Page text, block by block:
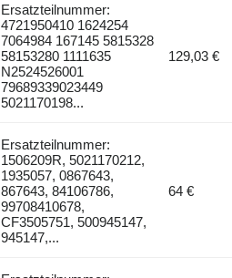
Ersatzteilnummer:
4721950410 1624254
7064984 167145 5815328
58153280 1111635
N2524526001
79689339023449
5021170198...
129,03 €
Ersatzteilnummer:
1506209R, 5021170212,
1935057, 0867643,
867643, 84106786,
99708410678,
CF3505751, 500945147,
945147,...
64 €